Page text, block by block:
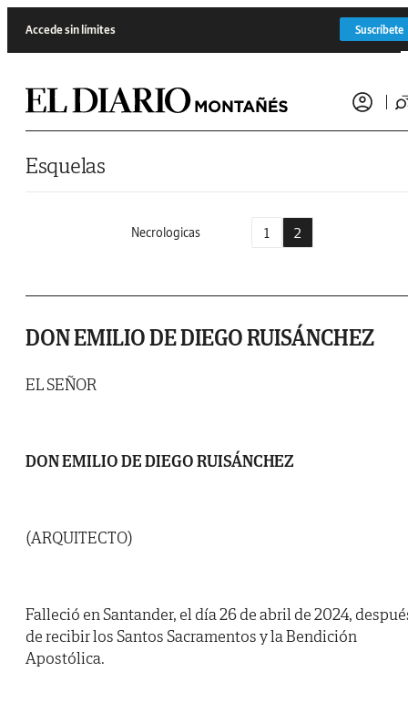
Accede sin límites Suscríbete
Esquelas
Necrologicas 1 2
DON EMILIO DE DIEGO RUISÁNCHEZ
EL SEÑOR
DON EMILIO DE DIEGO RUISÁNCHEZ
(ARQUITECTO)
Falleció en Santander, el día 26 de abril de 2024,
de recibir los Santos Sacramentos y la Bendición
Apostólica.